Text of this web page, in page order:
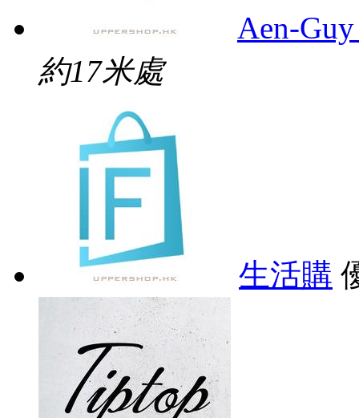
Aen-
約17米處
生活購